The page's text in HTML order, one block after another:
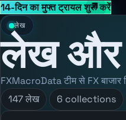
14-दिन का मुफ्त ट्रायल शुरू करें
लेख
लेख और
FXMacroData टीम से FX बाजार
147 लेख
6 collections